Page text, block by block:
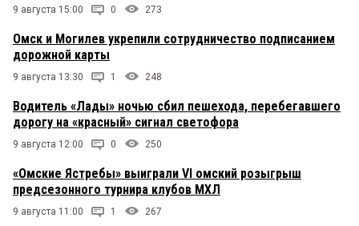
9 августа 15:00 0 273
Омск и Могилев укрепили сотрудничество подписанием
дорожной карты
9 августа 13:30 1 248
Водитель «Лады» ночью сбил пешехода, перебегавшего
дорогу на «красный» сигнал светофора
9 августа 12:00 0 250
«Омские Ястребы» выиграли VI омский розыгрыш
предсезонного турнира клубов МХЛ
9 августа 11:00 1 267